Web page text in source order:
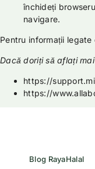
închideți
navigare.
Pentru informații
Dacă doriți să aflați
https://
https://
Blog RayaHalal